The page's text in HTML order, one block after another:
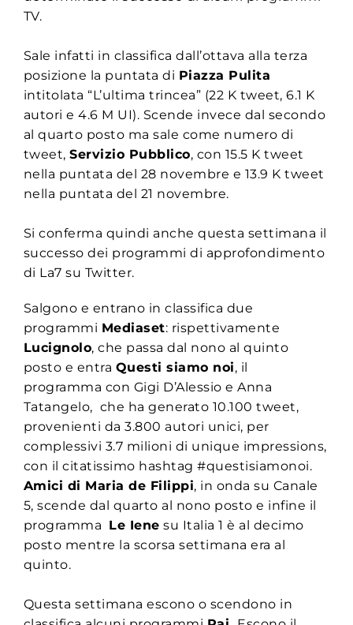
TV.
Sale infatti in classifica dall’ottava alla terza
posizione la puntata di Piazza Pulita
intitolata “L’ultima trincea” (22 K tweet, 6.1 K
autori e 4.6 M UI). Scende invece dal secondo
al quarto posto ma sale come numero di
tweet,Servizio Pubblico, con 15.5 K tweet
nella puntata del 28 novembre e 13.9 K tweet
nella puntata del 21 novembre.
Si conferma quindi anche questa settimana il
successo dei programmi di approfondimento
di La7 su Twitter.
Salgono e entrano in classifica due
programmi Mediaset: rispettivamente
Lucignolo, che passa dal nono al quinto
posto e entra Questi siamo noi, il
programma con Gigi D’Alessio e Anna
Tatangelo, che ha generato 10.100 tweet,
provenienti da 3.800 autori unici, per
complessivi 3.7 milioni di unique impressions,
con il citatissimo hashtag #questisiamonoi.
Amici di Maria de Filippi, in onda su Canale
5, scende dal quarto al nono posto e infine il
programma Le Iene su Italia 1 è al decimo
posto mentre la scorsa settimana era al
quinto.
Questa settimana escono o scendono in